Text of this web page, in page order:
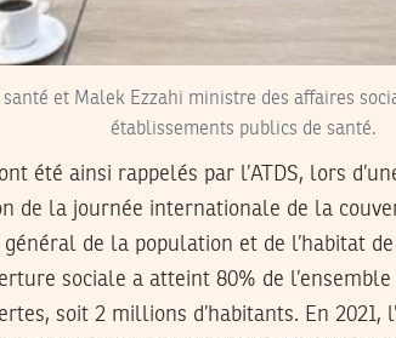
et Malek Ezzahi ministre des affaires
établissements publics de santé.
été ainsi rappelés par l’ATDS, lors
de la journée internationale de la
général de la population et de l’habitat
sociale a atteint 80% de
soit 2 millions d’habitants. En 2021,